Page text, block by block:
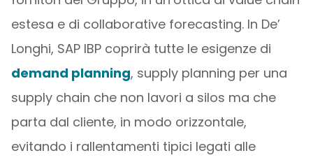
estesa e di collaborative forecasting. In De’
Longhi, SAP IBP coprirà tutte le esigenze di
demand planning, supply planning per una
supply chain che non lavori a silos ma che
parta dal cliente, in modo orizzontale,
evitando i rallentamenti tipici legati alle